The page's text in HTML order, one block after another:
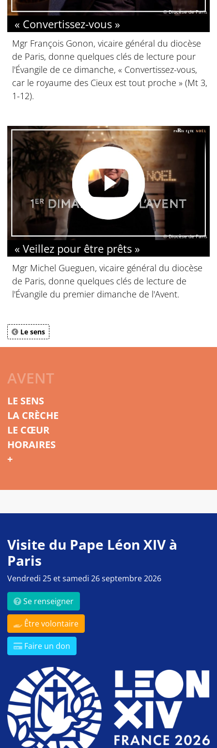
© Diocèse de Paris
« Convertissez-vous »
Mgr François Gonon, vicaire général du diocèse
de Paris, donne quelques clés de lecture pour
l'Évangile de ce dimanche, « Convertissez-vous,
car le royaume des Cieux est tout proche » (Mt 3,
1-12).
© Diocèse de Paris
« Veillez pour être prêts »
Mgr Michel Gueguen, vicaire général du diocèse
de Paris, donne quelques clés de lecture de
l'Évangile du premier dimanche de l'Avent.
Le sens
AVENT
LE SENS
LA CRÈCHE
LE CŒUR
HORAIRES
+
Visite du Pape Léon XIV à
Paris
Vendredi 25 et samedi 26 septembre 2026
Se renseigner
Être volontaire
Faire un don